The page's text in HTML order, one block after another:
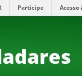
Participe Acesso